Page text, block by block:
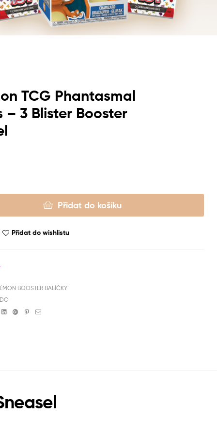
TCG Phantasmal
– 3 Blister Booster
Přidat do košíku
Přidat do wishlistu
BOOSTER BALÍČKY
LinkedinGoogle+Pinterest
Email